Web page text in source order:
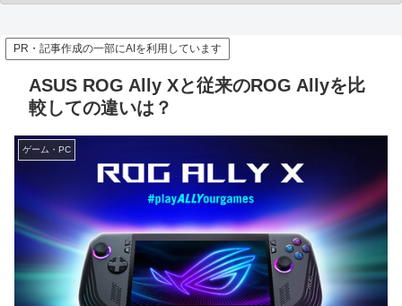
PR・記事作成の一部にAIを利用しています
ASUS ROG Ally Xと従来のROG Allyを比
較しての違いは？
ゲーム・PC